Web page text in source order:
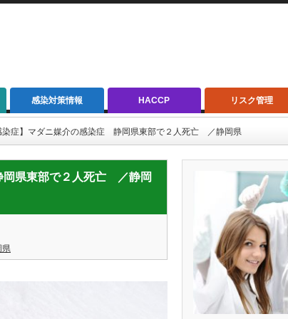
感染対策情報 HACCP リスク管理
染症】マダニ媒介の感染症 静岡県東部で２人死亡 ／静岡県
県東部で２人死亡 ／静岡
県